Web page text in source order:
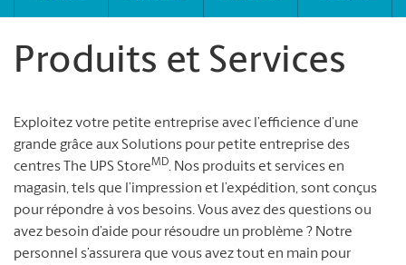
Produits et Services
Exploitez votre petite entreprise avec l’efficience d’une
grande grâce aux Solutions pour petite entreprise des
centres The UPS StoreMD. Nos produits et services en
magasin, tels que l’impression et l’expédition, sont conçus
pour répondre à vos besoins. Vous avez des questions ou
avez besoin d’aide pour résoudre un problème ? Notre
personnel s’assurera que vous avez tout en main pour